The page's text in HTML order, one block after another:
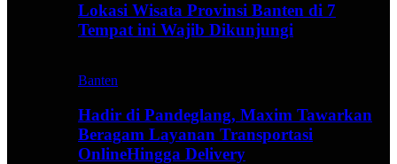
Lokasi Wisata Provinsi Banten di 7
Tempat ini Wajib Dikunjungi
Banten
Hadir di Pandeglang, Maxim Tawarkan
Beragam Layanan Transportasi
OnlineHingga Delivery